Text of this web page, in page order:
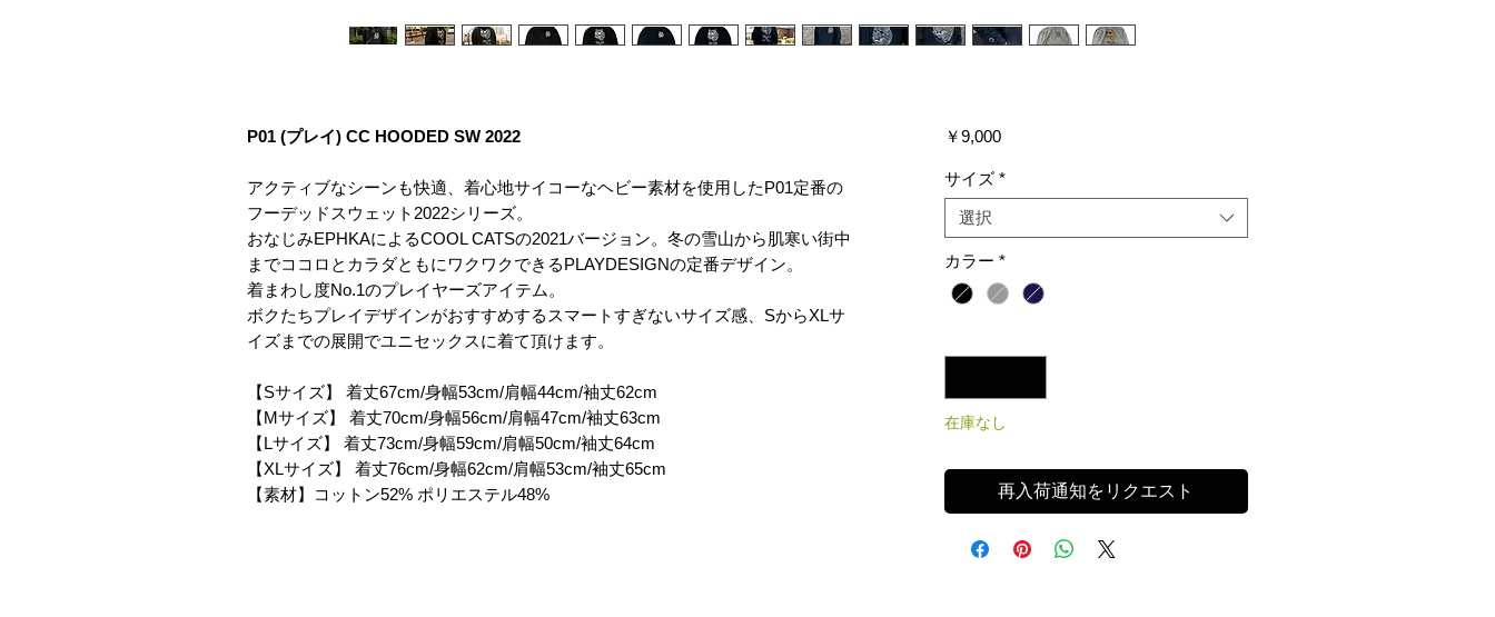
P01 (プレイ) CC HOODED SW 2022
アクティブなシーンも快適、着心地サイコーなヘビー素材を使用したP01定番の
フーデッドスウェット2022シリーズ。
おなじみEPHKAによるCOOL CATSの2021バージョン。冬の雪山から肌寒い街中
までココロとカラダともにワクワクできるPLAYDESIGNの定番デザイン。
着まわし度No.1のプレイヤーズアイテム。
ボクたちプレイデザインがおすすめするスマートすぎないサイズ感、SからXLサ
イズまでの展開でユニセックスに着て頂けます。
【Sサイズ】 着丈67cm/身幅53cm/肩幅44cm/袖丈62cm
【Mサイズ】 着丈70cm/身幅56cm/肩幅47cm/袖丈63cm
【Lサイズ】 着丈73cm/身幅59cm/肩幅50cm/袖丈64cm
【XLサイズ】 着丈76cm/身幅62cm/肩幅53cm/袖丈65cm
【素材】コットン52% ポリエステル48%
￥9,000価
サイズ *
選択
カラー *
在庫なし
再入荷通知をリクエスト